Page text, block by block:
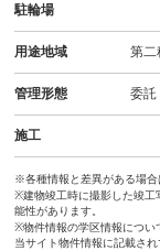
駐輪場
用途地域 第二
管理形態 委託
施工
※各種情報と差異がある場合
※建物竣工時に撮影した竣工
能性があります。
※物件情報の学区情報につい
当サイト物件情報に記載さ